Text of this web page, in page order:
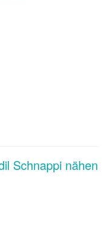
Schnappi nähen